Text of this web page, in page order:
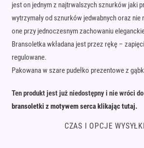
jest on jednym z najtrwalszych sznurków jaki
wytrzymały od sznurków jedwabnych oraz nie
one przy jednoczesnym zachowaniu
Bransoletka wkładana jest przez rękę –
regulowane.
Pakowana w szare pudełko prezentowe z
Ten produkt jest już niedostępny i nie wróci
bransoletki z motywem serca klikając tutaj.
CZAS I OPCJE WYSYŁKI